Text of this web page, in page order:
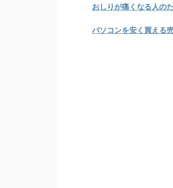
おしりが痛くなる人の
パソコンを安く買える